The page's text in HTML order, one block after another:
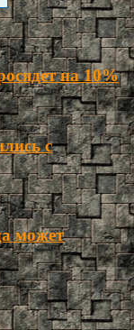
на 10%
с
может